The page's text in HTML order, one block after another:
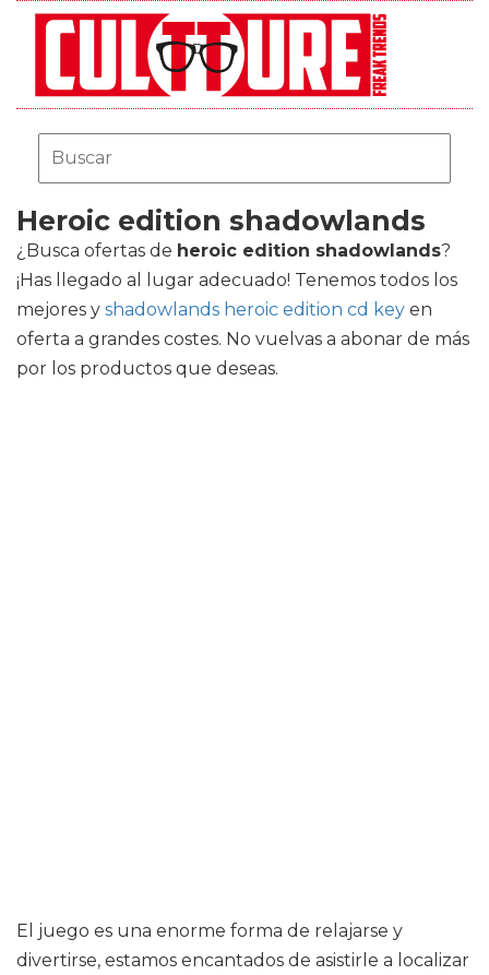
Heroic edition shadowlands
¿Busca ofertas de heroic edition shadowlands?
¡Has llegado al lugar adecuado! Tenemos todos los
mejores y shadowlands heroic edition cd key en
oferta a grandes costes. No vuelvas a abonar de más
por los productos que deseas.
El juego es una enorme forma de relajarse y
divertirse, estamos encantados de asistirle a localizar